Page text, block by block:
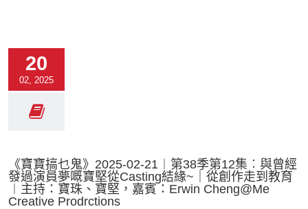
20
02, 2025
《寶寶搞乜鬼》2025-02-21︱第38季第12集︰與曾經
發過演員夢嘅寶堅從Casting結緣~｜從創作走到教育
︱主持：寶珠、寶堅，嘉賓：Erwin Cheng@Me
Creative Prodrctions